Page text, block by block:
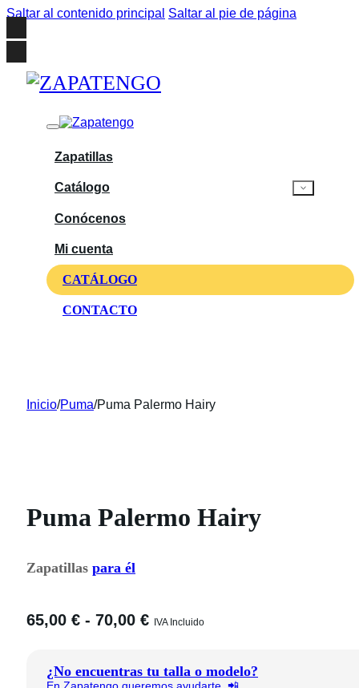
Saltar al contenido principal Saltar al pie de página
Zapatillas
Catálogo
Conócenos
Mi cuenta
CATÁLOGO
CONTACTO
Inicio/Puma/Puma Palermo Hairy
Puma Palermo Hairy
Zapatillas para él
65,00 € - 70,00 €Rango
desde
IVA Incluido
¿No encuentras tu talla o modelo?